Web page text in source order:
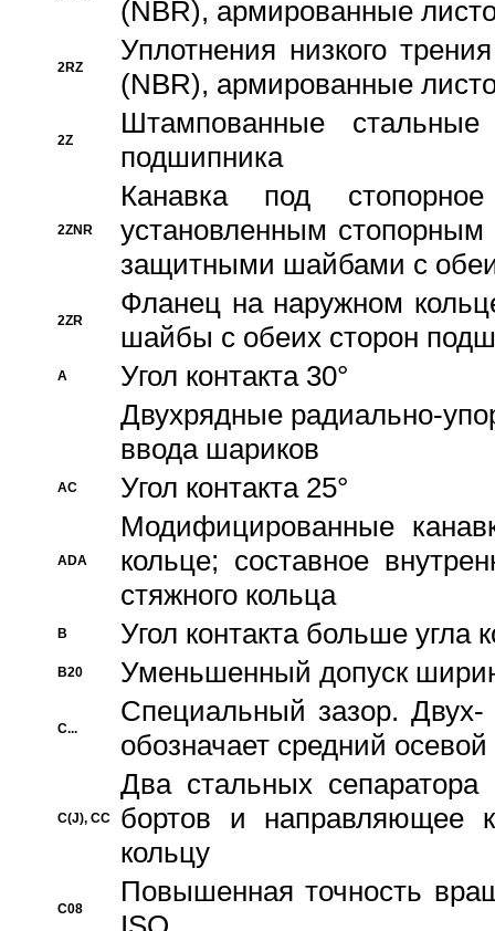
(NBR), армированные
2RZ
Уплотнения низкого
(NBR), армированные
2Z
Штампованные
подшипника
2ZNR
Канавка под
установленным
защитными шайбами с
2ZR
Фланец на наружном
шайбы с обеих сторон
A
Угол контакта 30°
Двухрядные радиально-
ввода шариков
AC Угол контакта 25°
ADA
Модифицированные
кольце; составное
стяжного кольца
B Угол контакта больше угла
B20 Уменьшенный допуск
C...
Специальный зазор.
обозначает средний
C(J), CC
Два стальных сепаратора
бортов и направляющее
кольцу
C08
Повышенная точность